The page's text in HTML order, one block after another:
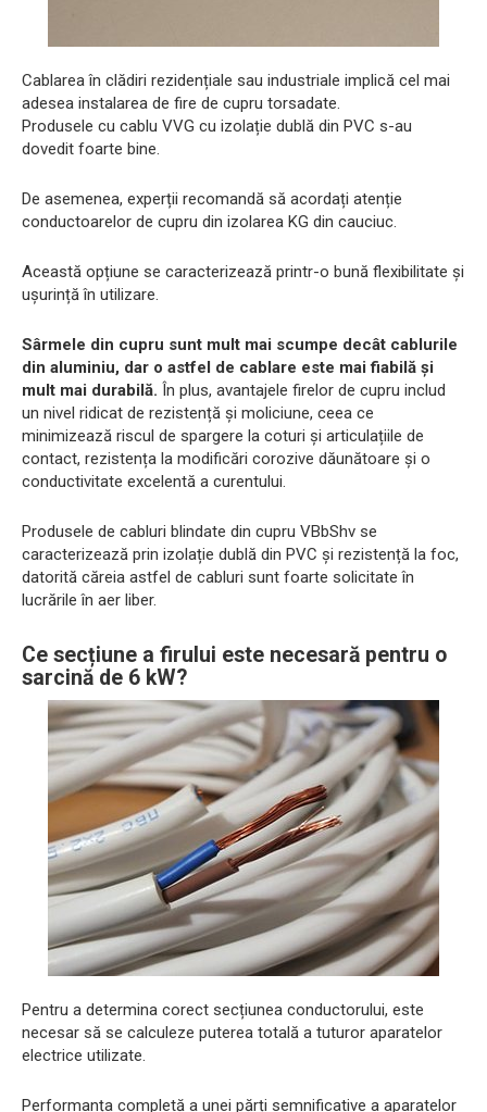
Cablarea în clădiri rezidențiale sau industriale implică cel mai
adesea instalarea de fire de cupru torsadate.
Produsele cu cablu VVG cu izolație dublă din PVC s-au
dovedit foarte bine.
De asemenea, experții recomandă să acordați atenție
conductoarelor de cupru din izolarea KG din cauciuc.
Această opțiune se caracterizează printr-o bună flexibilitate și
ușurință în utilizare.
Sârmele din cupru sunt mult mai scumpe decât cablurile
din aluminiu, dar o astfel de cablare este mai fiabilă și
mult mai durabilă. În plus, avantajele firelor de cupru includ
un nivel ridicat de rezistență și moliciune, ceea ce
minimizează riscul de spargere la coturi și articulațiile de
contact, rezistența la modificări corozive dăunătoare și o
conductivitate excelentă a curentului.
Produsele de cabluri blindate din cupru VBbShv se
caracterizează prin izolație dublă din PVC și rezistență la foc,
datorită căreia astfel de cabluri sunt foarte solicitate în
lucrările în aer liber.
Ce secțiune a firului este necesară pentru o
sarcină de 6 kW?
Pentru a determina corect secțiunea conductorului, este
necesar să se calculeze puterea totală a tuturor aparatelor
electrice utilizate.
Performanța completă a unei părți semnificative a aparatelor